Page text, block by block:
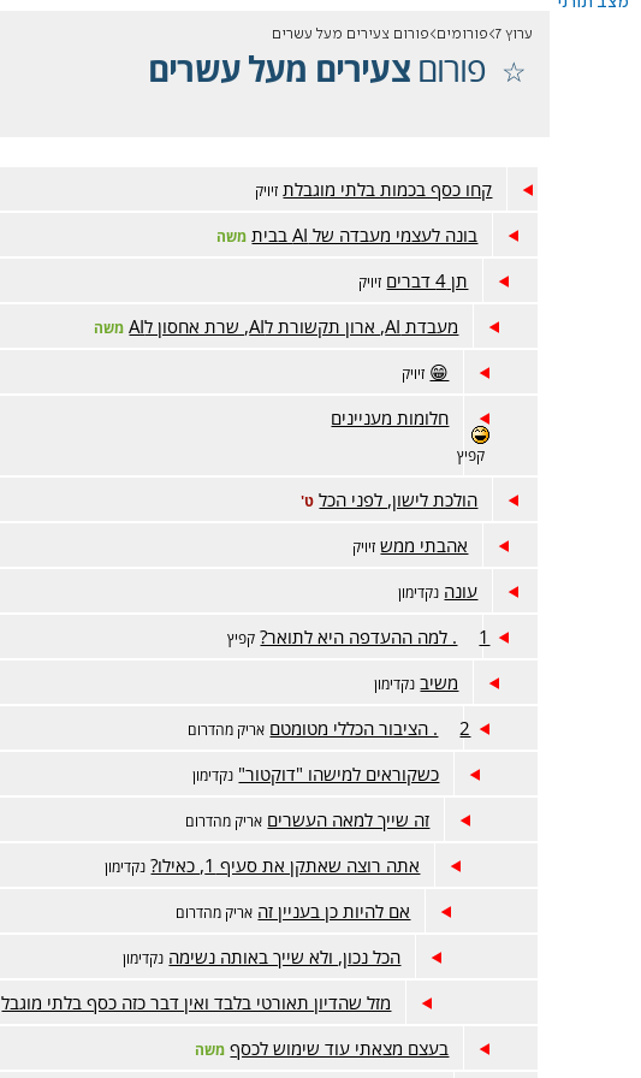
ערוץ 7 פורומים פורום צעירים מעל עשרים
פורוםצעירים מעל עשרים
קחו כסף בכמות בלתי מוגבלת זיויק
בונה לעצמי מעבדה של AI בבית משה
תן 4 דברים זיויק
מעבדת AI, ארון תקשורת לAI, שרת אחסון לAI משה
😁 זיויק
חלומות מעניינים
קפיץ
הולכת לישון, לפני הכל ט'
אהבתי ממש זיויק
עונה נקדימון
1. למה ההעדפה היא לתואר? קפיץ
משיב נקדימון
2. הציבור הכללי מטומטם אריק מהדרום
כשקוראים למישהו "דוקטור" נקדימון
זה שייך למאה העשרים אריק מהדרום
אתה רוצה שאתקן את סעיף 1, כאילו? נקדימון
אם להיות כן בעניין זה אריק מהדרום
הכל נכון, ולא שייך באותה נשימה נקדימון
מזל שהדיון תאורטי בלבד ואין דבר כזה כסף בלתי מוגבל
בעצם מצאתי עוד שימוש לכסף משה